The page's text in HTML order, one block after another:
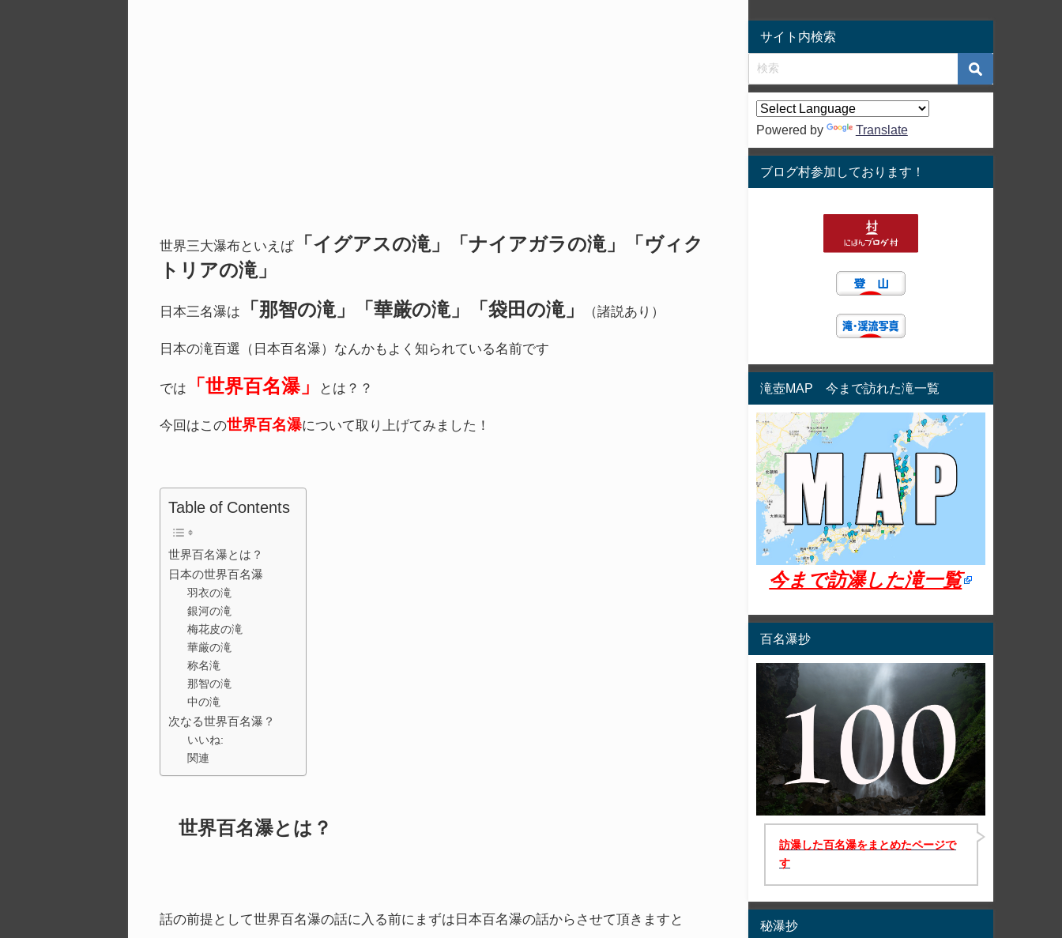
世界三大瀑布といえば「イグアスの滝」「ナイアガラの滝」「ヴィク
トリアの滝」
日本三名瀑は 「那智の滝」「華厳の滝」「袋田の滝」 （諸説あり）
日本の滝百選（日本百名瀑）なんかもよく知られている名前です
では 「世界百名瀑」 とは？？
今回はこの世界百名瀑について取り上げてみました！
Table of Contents
世界百名瀑とは？
日本の世界百名瀑
羽衣の滝
銀河の滝
梅花皮の滝
華厳の滝
称名滝
那智の滝
中の滝
次なる世界百名瀑？
いいね:
関連
世界百名瀑とは？
話の前提として世界百名瀑の話に入る前にまずは日本百名瀑の話からさせて頂きますと
サイト内検索
Powered by Translate
ブログ村参加しております！
滝壺MAP 今まで訪れた滝一覧
今まで訪瀑した滝一覧
百名瀑抄
訪瀑した百名瀑をまとめたページで
す
秘瀑抄